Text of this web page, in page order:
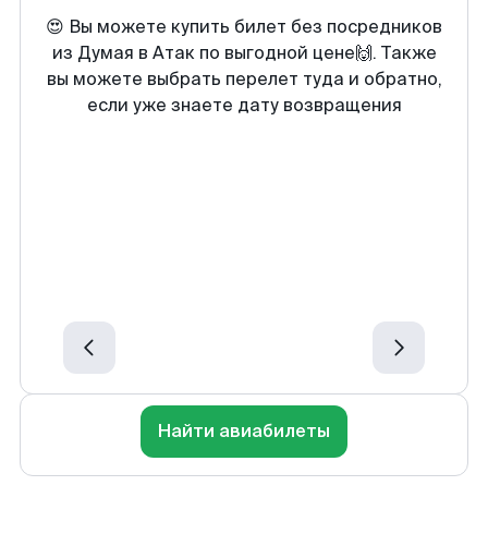
😍 Вы можете купить билет без посредников
из Думая в Атак по выгодной цене🙌. Также
вы можете выбрать перелет туда и обратно,
если уже знаете дату возвращения
Найти авиабилеты